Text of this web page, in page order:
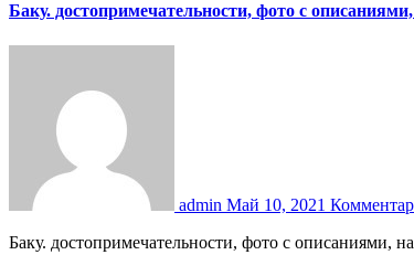
Баку. достопримечательности, фото с
admin Май 10, 2021
Баку. достопримечательности, фото с описаниями, названия на карте на русском языке. путеводитель, цена туров в азербайджан, что посмотреть за 1-3 дня. отзывы туристов У вас всего 2-3 дня